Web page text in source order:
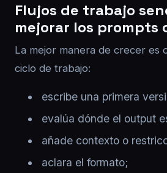
Flujos de trabajo
mejorar los prompts
La mejor manera de crecer es
ciclo de trabajo:
escribe una primera
evalúa dónde el output
añade contexto o
aclara el formato;